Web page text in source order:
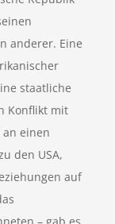
anderer. Eine
staatliche
Konflikt mit
einen
den USA,
auf